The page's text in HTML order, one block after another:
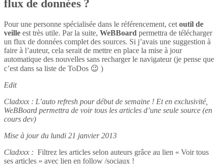
flux de données ?
Pour une personne spécialisée dans le référencement, cet outil de
veille est très utile. Par la suite, WeBBoard permettra de télécharger
un flux de données complet des sources. Si j’avais une suggestion à
faire à l’auteur, cela serait de mettre en place la mise à jour
automatique des nouvelles sans recharger le navigateur (je pense que
c’est dans sa liste de ToDos 😉 )
Edit
Cladxxx : L’auto refresh pour début de semaine ! Et en exclusivité,
WeBBoard permettra de voir tous les articles d’une seule source (en
cours dev)
Mise à jour du lundi 21 janvier 2013
Cladxxx : Filtrez les articles selon auteurs grâce au lien « Voir tous
ses articles » avec lien en follow /sociaux !